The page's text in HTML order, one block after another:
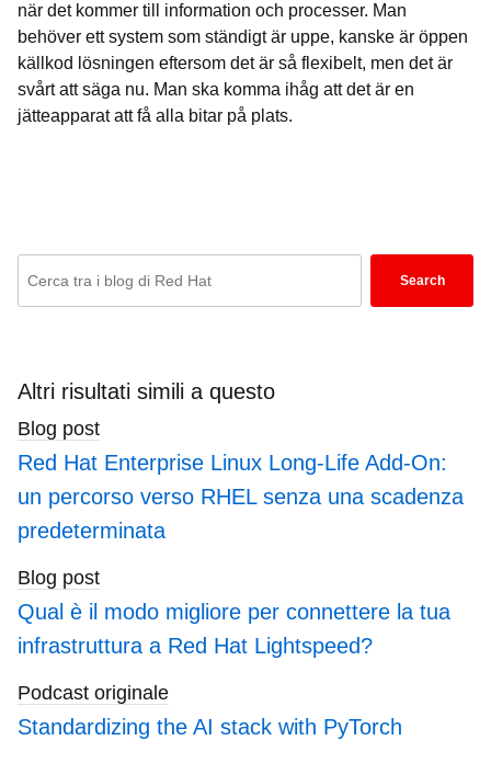
när det kommer till information och processer. Man
behöver ett system som ständigt är uppe, kanske är öppen
källkod lösningen eftersom det är så flexibelt, men det är
svårt att säga nu. Man ska komma ihåg att det är en
jätteapparat att få alla bitar på plats.
search
blogs
Search
Altri risultati simili a questo
Blog post
Red Hat Enterprise Linux Long-Life Add-On:
un percorso verso RHEL senza una scadenza
predeterminata
Blog post
Qual è il modo migliore per connettere la tua
infrastruttura a Red Hat Lightspeed?
Podcast originale
Standardizing the AI stack with PyTorch